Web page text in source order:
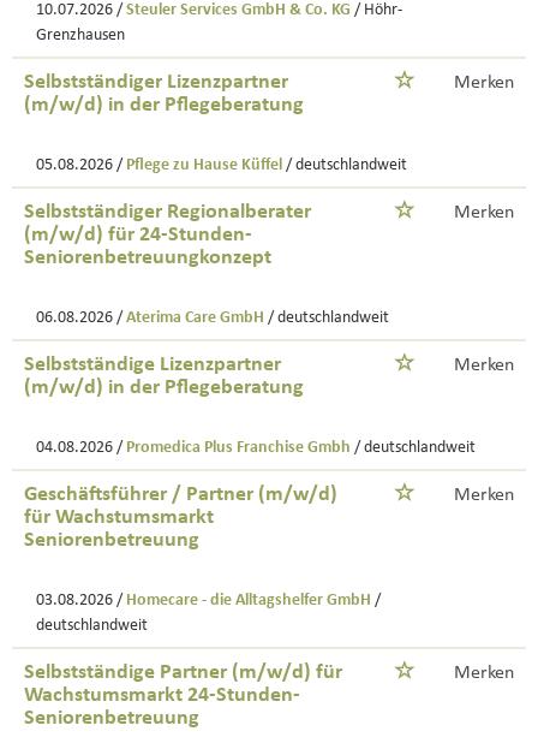
10.07.2026 / Steuler Services GmbH & Co. KG / Höhr-
Grenzhausen
Selbstständiger Lizenzpartner
(m/w/d) in der Pflegeberatung
Merken
05.08.2026 / Pflege zu Hause Küffel / deutschlandweit
Selbstständiger Regionalberater
(m/w/d) für 24-Stunden-
Seniorenbetreuungkonzept
Merken
06.08.2026 / Aterima Care GmbH / deutschlandweit
Selbstständige Lizenzpartner
(m/w/d) in der Pflegeberatung
Merken
04.08.2026 / Promedica Plus Franchise Gmbh / deutschlandweit
Geschäftsführer / Partner (m/w/d)
für Wachstumsmarkt
Seniorenbetreuung
Merken
03.08.2026 / Homecare - die Alltagshelfer GmbH /
deutschlandweit
Selbstständige Partner (m/w/d) für
Wachstumsmarkt 24-Stunden-
Seniorenbetreuung
Merken